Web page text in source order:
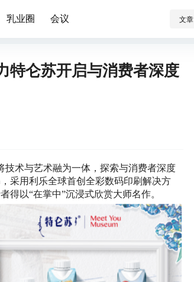
乳业圈 会议 文章
特仑苏开启与消费者深度
技术与艺术融为一体，探索与消费者深度
采用利乐全球首创全彩数码印刷解决方
得以“在掌中”沉浸式欣赏大师名作。